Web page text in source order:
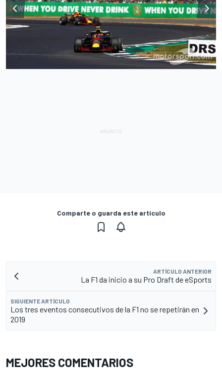
Comparte o guarda este artículo
ARTÍCULO ANTERIOR
La F1 da inicio a su Pro Draft de eSports
SIGUIENTE ARTÍCULO
Los tres eventos consecutivos de la F1 no se repetirán en
2019
MEJORES COMENTARIOS